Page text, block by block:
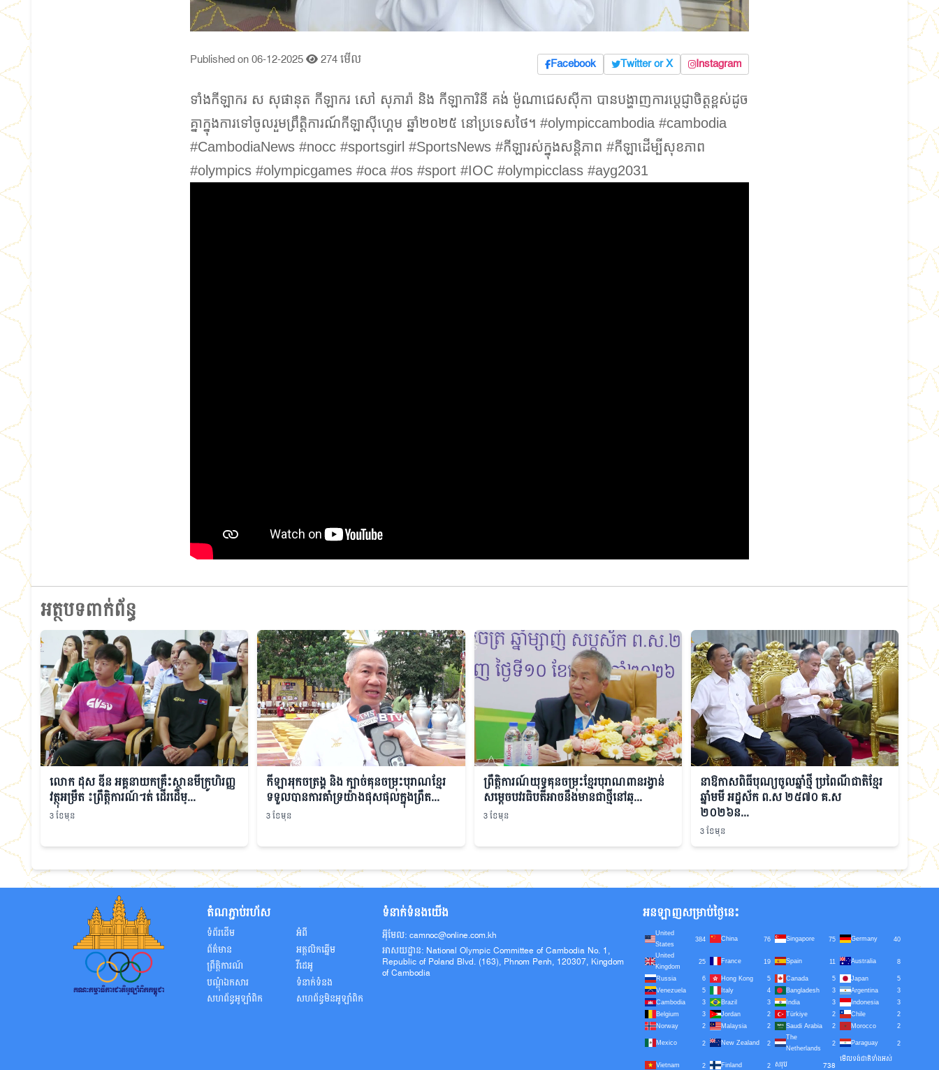
Published on 06-12-2025 274 មើល Facebook Twitter or X Instagram
ទាំងកីឡាករ ស សុផានុត កីឡាករ សៅ សុភារ៉ា និង កីឡាការិនី គង់ ម៉ូណាជេសស៊ីកា បានបង្ហាញការប្ដេជ្ញាចិត្តខ្ពស់ដូច
គ្នាក្នុងការទៅចូលរួមព្រឹត្តិការណ៍កីឡាស៊ីហ្គេម ឆ្នាំ២០២៥ នៅប្រទេសថៃ។ #olympiccambodia #cambodia
#CambodiaNews #nocc #sportsgirl #SportsNews #កីឡារស់ក្នុងសន្តិភាព #កីឡាដើម្បីសុខភាព
#olympics #olympicgames #oca #os #sport #IOC #olympicclass #ayg2031
អត្ថបទពាក់ព័ន្ធ
លោក ដុស ឌីន អគ្គនាយកគ្រឹះស្ថានមីក្រូហិរញ្ញ
វត្ថុអម្រឹត ៖ព្រឹត្តិការណ៍”រត់ ដើរដើម្...
3 ខែមុន
កីឡាអុកចត្រង្គ និង ក្បាច់គុនចម្រុះបុរាណខ្មែរ
ទទួលបានការគាំទ្រយ៉ាងផុសផុលក្នុងព្រឹត...
3 ខែមុន
ព្រឹត្តិការណ៍យុទ្ធគុនចម្រុះខ្មែរបុរាណពានរង្វាន់
សម្ដេចបវរធិបតីអាចនឹងមានជាថ្មីនៅឆ្...
3 ខែមុន
នាឱកាសពិធីបុណ្យចូលឆ្នាំថ្មី ប្រពៃណីជាតិខ្មែរ
ឆ្នាំមមី អដ្ឋស័ក ព.ស ២៥៧០ គ.ស
២០២៦ន...
3 ខែមុន
តំណភ្ជាប់រហ័ស
ទំព័រដើម
អំពី
ព័ត៌មាន
អត្តលិកឆ្នើម
ព្រឹត្តិការណ៍
វីដេអូ
បណ្តុំឯកសារ
ទំនាក់ទំនង
សហព័ន្ធអូឡាំពិក
សហព័ន្ធមិនអូឡាំពិក
ទំនាក់ទំនងយើង
អ៊ីមែល: camnoc@online.com.kh
អាសយដ្ឋាន: National Olympic Committee of Cambodia No. 1,
Republic of Poland Blvd. (163), Phnom Penh, 120307, Kingdom
of Cambodia
អនឡាញសម្រាប់ថ្ងៃនេះ
United
States
384 China 76 Singapore 75 Germany 40
United
Kingdom
25 France 19 Spain 11 Australia 8
Russia 6 Hong Kong 5 Canada 5 Japan
5
Venezuela
5 Italy 4 Bangladesh 3 Argentina
3
Cambodia
3 Brazil 3 India 3 Indonesia
3
Belgium
3 Jordan 2 Türkiye 2 Chile
2
Norway
2 Malaysia 2 Saudi Arabia 2 Morocco 2
Mexico 2 New Zealand 2
The
Netherlands
2 Paraguay 2
Vietnam 2 Finland 2 សរុប 738 មើលទង់ជាតិទាំងអស់